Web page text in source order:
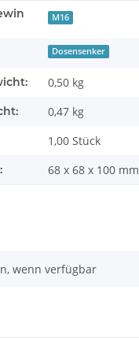
M16
Dosensenker
0,50 kg
0,47 kg
1,00 Stück
68 x 68 x 100 mm
wenn verfügbar